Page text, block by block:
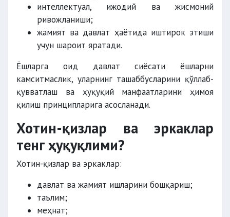
интеллектуал, ижодий ва жисмоний
ривожланиши;
жамият ва давлат ҳаётида иштирок этиши
учун шароит яратади.
Ёшларга оид давлат сиёсати ёшларни
камситмаслик, уларнинг ташаббусларини қўллаб-
қувватлаш ва ҳуқуқий манфаатларини ҳимоя
қилиш принципларига асосланади.
Хотин-қизлар ва эркаклар
тенг ҳуқуқлими?
Хотин-қизлар ва эркаклар:
давлат ва жамият ишларини бошқариш;
таълим;
меҳнат;